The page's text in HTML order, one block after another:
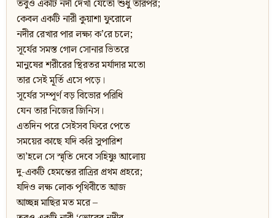
তবুও একটি নদী দেখা যেতো শুধু তারপর;
কেবল একটি নারী কুয়াশা ফুরোলে
নদীর রেখার পার লক্ষ্য ক’রে চলে;
সূর্যের সমস্ত গোল সোনার ভিতরে
মানুষের শরীরের স্থিরতর মর্যাদার মতো
তার সেই মূর্তি এসে পড়ে।
সূর্যের সম্পূর্ণ বড় বিভোর পরিধি
যেন তার নিজের জিনিস।
এতদিন পরে সেইসব ফিরে পেতে
সময়ের কাছে যদি করি সুপারিশ
তা’হলে সে স্মৃতি দেবে সহিষ্ণু আলোয়
দু-একটি হেমন্তের রাত্রির প্রথম প্রহরে;
যদিও লক্ষ লোক পৃথিবীতে আজ
আচ্ছন্ন মাছির মত মরে –